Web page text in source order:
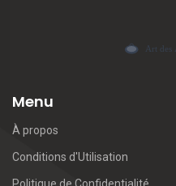
Menu
À propos
Conditions d'Utilisation